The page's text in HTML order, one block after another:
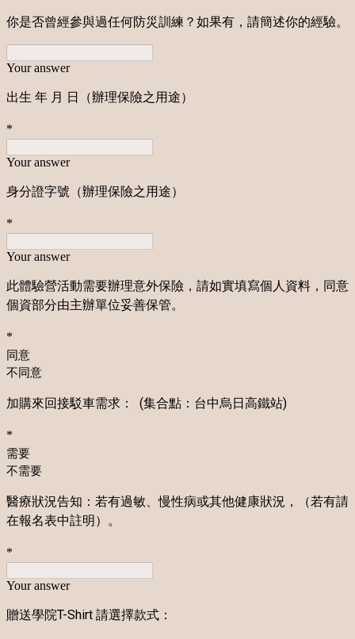
你是否曾經參與過任何防災訓練？如果有，請簡述你的經驗。
Your answer
出生 年 月 日（辦理保險之用途）
*
Your answer
身分證字號 （辦理保險之用途）
*
Your answer
此體驗營活動需要辦理意外保險，請如實填寫個人資料，同意
個資部分由主辦單位妥善保管。
*
同意
不同意
加購來回接駁車需求： (集合點： 台中烏日高鐵站)
*
需要
不需要
醫療狀況告知：若有過敏、慢性病或其他健康狀況，（若有請
在報名表中註明）。
*
Your answer
贈送學院T-Shirt 請選擇款式：